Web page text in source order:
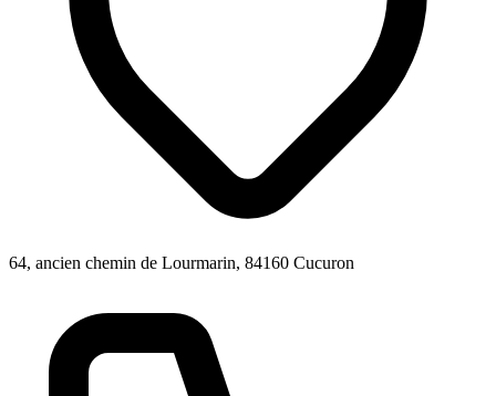
64, ancien chemin de Lourmarin, 84160 Cucuron